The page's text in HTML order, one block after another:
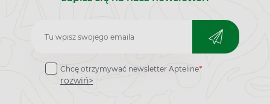
Zapisz
do
newslettera
Chcę otrzymywać newsletter Apteline*
rozwiń>